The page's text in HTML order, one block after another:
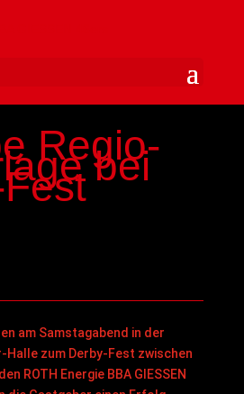
Regio-
bei
am Samstagabend in der
zum Derby-Fest zwischen
ROTH Energie BBA GIESSEN